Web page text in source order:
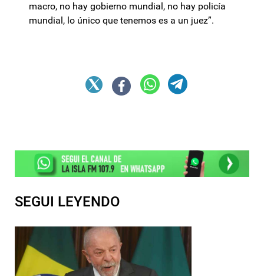
macro, no hay gobierno mundial, no hay policía
mundial, lo único que tenemos es a un juez”.
SEGUI LEYENDO